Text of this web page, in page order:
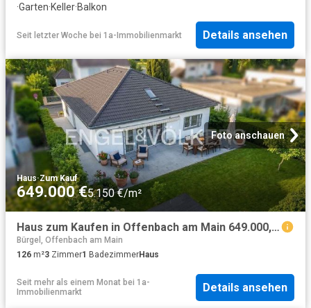
·Garten·Keller·Balkon
Seit letzter Woche bei 1a-Immobilienmarkt Details ansehen
Foto anschauen
Haus·Zum Kauf
649.000 €5.150 €/m²
Haus zum Kaufen in Offenbach am Main 649.000,00 EUR 126.44 m²
Bürgel, Offenbach am Main
126 m²3 Zimmer1 BadezimmerHaus
Seit mehr als einem Monat bei 1a-
Immobilienmarkt
Details ansehen